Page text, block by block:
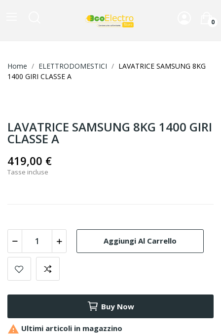
0
Home ELETTRODOMESTICI
LAVATRICE SAMSUNG 8KG
1400 GIRI CLASSE A
LAVATRICE SAMSUNG 8KG 1400 GIRI
CLASSE A
419,00 €
Tasse incluse
Aggiungi Al Carrello
Buy Now
 Ultimi articoli in magazzino